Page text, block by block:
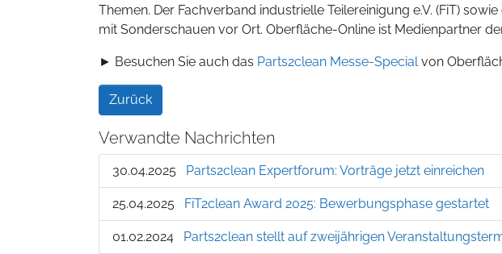
Themen. Der Fachverband industrielle Teilereinigung e.V. (FiT)
mit Sonderschauen vor Ort. Oberfläche-Online ist Medienpartner
► Besuchen Sie auch das Parts2clean Messe-Special von
Zurück
Verwandte Nachrichten
30.04.2025 Parts2clean Expertforum: Vorträge jetzt einreichen
25.04.2025 FiT2clean Award 2025: Bewerbungsphase gestartet
01.02.2024 Parts2clean stellt auf zweijährigen